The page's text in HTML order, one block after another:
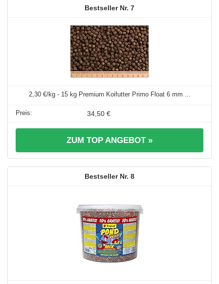
7
2,30 €/kg - 15 kg Premium Koifutter Primo Float 6 mm ...
34,50 €
ZUM TOP ANGEBOT »
8